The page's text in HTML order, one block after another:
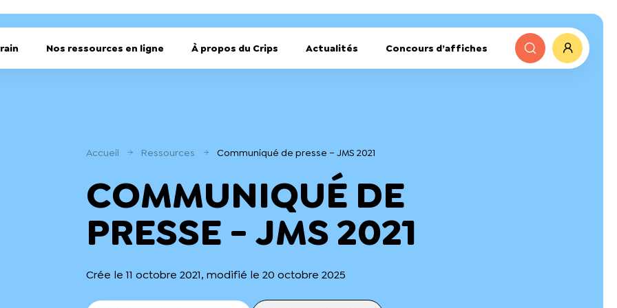
Nos ressources en ligne À propos du Crips Actualités Concours d’affiches
Accueil Ressources Communiqué de presse – JMS 2021
COMMUNIQUÉ DE
PRESSE - JMS 2021
Crée le 11 octobre 2021, modifié le 20 octobre 2025